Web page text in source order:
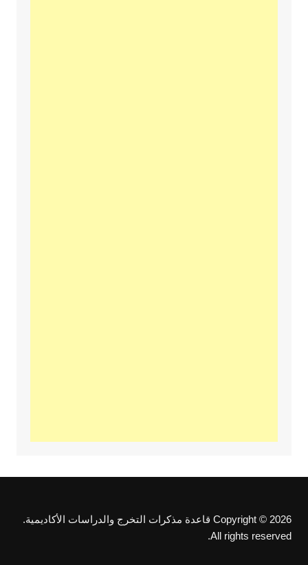
Copyright © 2026 قاعدة مذكرات التخرج والدراسات الأكاديمية.
All rights reserved.